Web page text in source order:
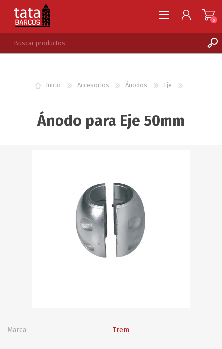
LISTA DE DESEOS
0
Inicio Accesorios Ánodos Eje
Ánodo para Eje 50mm
Marca: Trem